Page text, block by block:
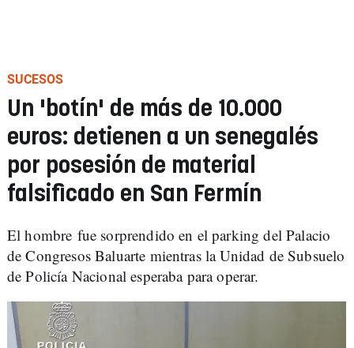
SUCESOS
Un 'botín' de más de 10.000
euros: detienen a un senegalés
por posesión de material
falsificado en San Fermín
El hombre fue sorprendido en el parking del Palacio
de Congresos Baluarte mientras la Unidad de Subsuelo
de Policía Nacional esperaba para operar.